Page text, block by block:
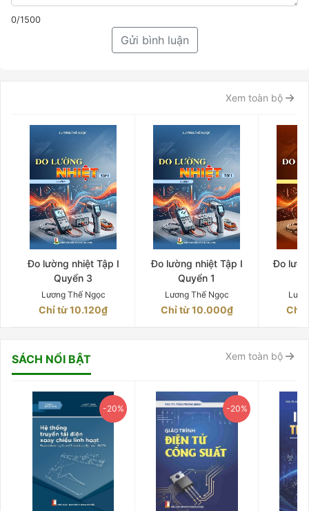
0/1500
Gửi bình luận
Xem toàn bộ
Đo lường nhiệt Tập I
Quyển 3
Lương Thế Ngọc
Chỉ từ 10.120₫
Đo lường nhiệt Tập I
Quyển 1
Lương Thế Ngọc
Chỉ từ 10.000₫
Đo
Chỉ
SÁCH NỔI BẬT Xem toàn bộ
-20% -20%